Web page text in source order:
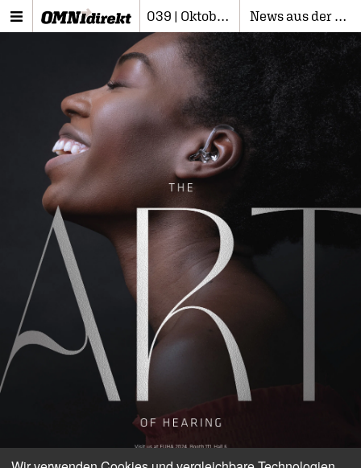
039 | Oktober 2024 News aus der Branche